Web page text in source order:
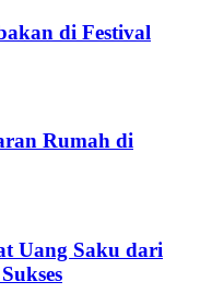
di Festival
Rumah di
Uang Saku dari